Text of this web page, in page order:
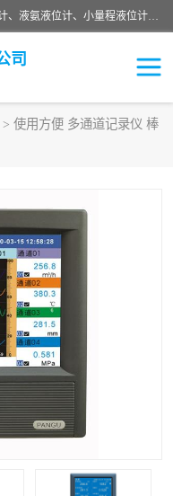
河南福瑞德仪表有限公司是生产销售电容液位计、液氨液位计、小量程液位计定制、智能锅炉水位计、液氮液位计等；并在产品开发、研制的过程中，吸取国内外仪器仪表的技术精华，建立了一支高、精、尖的科研开发队伍，使产品性能不断升级。
司
> 使用方便 多通道记录仪 棒
氮液位计
位计传感器定制
物位计
漏仪
炉水位计